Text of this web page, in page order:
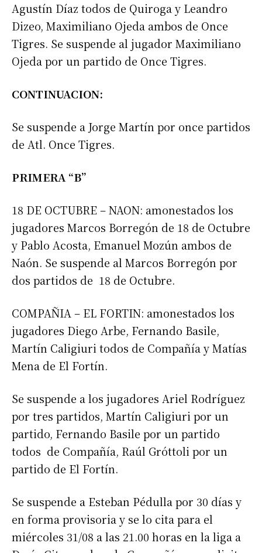
Suscribirme gratis
Dirección de correo electrónico
Agustín Díaz todos de Quiroga y Leandro
Dizeo, Maximiliano Ojeda ambos de Once
Tigres. Se suspende al jugador Maximiliano
Ojeda por un partido de Once Tigres.
CONTINUACION:
Se suspende a Jorge Martín por once partidos
de Atl. Once Tigres.
PRIMERA “B”
18 DE OCTUBRE – NAON: amonestados los
jugadores Marcos Borregón de 18 de Octubre
y Pablo Acosta, Emanuel Mozún ambos de
Naón. Se suspende al Marcos Borregón por
dos partidos de 18 de Octubre.
COMPAÑIA – EL FORTIN: amonestados los
jugadores Diego Arbe, Fernando Basile,
Martín Caligiuri todos de Compañía y Matías
Mena de El Fortín.
Se suspende a los jugadores Ariel Rodríguez
por tres partidos, Martín Caligiuri por un
partido, Fernando Basile por un partido
todos de Compañía, Raúl Gróttoli por un
partido de El Fortín.
Se suspende a Esteban Pédulla por 30 días y
en forma provisoria y se lo cita para el
miércoles 31/08 a las 21.00 horas en la liga a